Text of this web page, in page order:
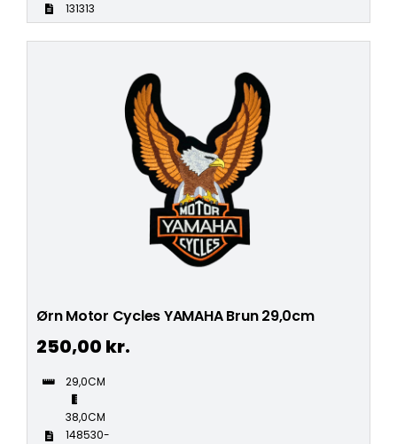
131313
Ørn Motor Cycles YAMAHA Brun 29,0cm
250,00 kr.
29,0CM
38,0CM
148530-